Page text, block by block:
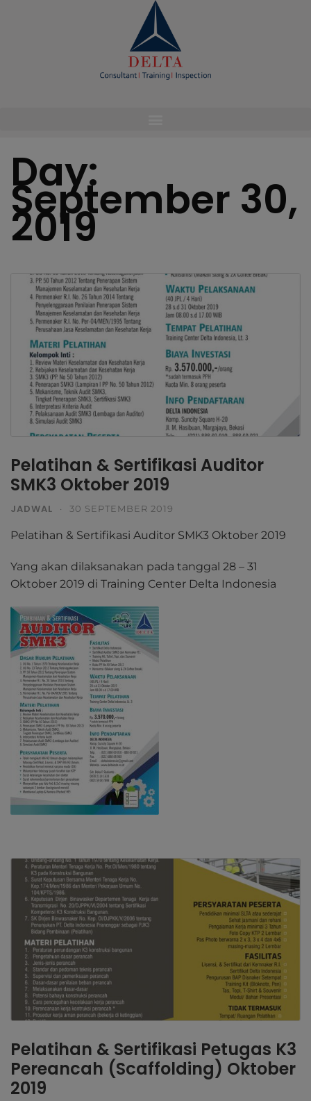
Day:
September 30,
2019
Pelatihan & Sertifikasi Auditor
SMK3 Oktober 2019
JADWAL · 30 SEPTEMBER 2019
Pelatihan & Sertifikasi Auditor SMK3 Oktober 2019
Yang akan dilaksanakan pada tanggal 28 – 31
Oktober 2019 di Training Center Delta Indonesia
Pelatihan & Sertifikasi Petugas K3
Pereancah (Scaffolding) Oktober
2019
modal-check